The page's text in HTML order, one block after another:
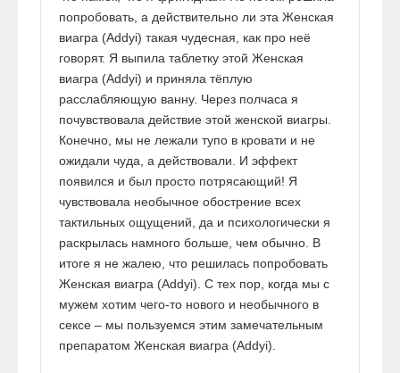
попробовать, а действительно ли эта Женская
виагра (Addyi) такая чудесная, как про неё
говорят. Я выпила таблетку этой Женская
виагра (Addyi) и приняла тёплую
расслабляющую ванну. Через полчаса я
почувствовала действие этой женской виагры.
Конечно, мы не лежали тупо в кровати и не
ожидали чуда, а действовали. И эффект
появился и был просто потрясающий! Я
чувствовала необычное обострение всех
тактильных ощущений, да и психологически я
раскрылась намного больше, чем обычно. В
итоге я не жалею, что решилась попробовать
Женская виагра (Addyi). С тех пор, когда мы с
мужем хотим чего-то нового и необычного в
сексе – мы пользуемся этим замечательным
препаратом Женская виагра (Addyi).